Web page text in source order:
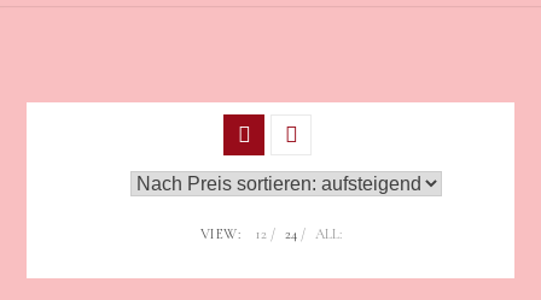
VIEW: 12 24 ALL: